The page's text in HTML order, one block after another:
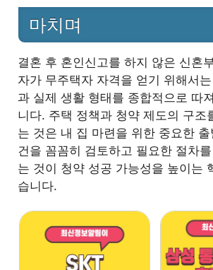
마치며
결혼 후 혼인신고를 하지 않은 신혼
자가 무주택자 자격을 얻기 위해서
과 실제 생활 형태를 종합적으로 따
니다. 주택 정책과 청약 제도의 구조
는 것은 내 집 마련을 위한 중요한
건을 꼼꼼히 검토하고 필요한 절차
는 것이 청약 성공 가능성을 높이는
습니다.